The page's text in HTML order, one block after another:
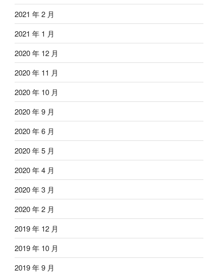
2021 年 2 月
2021 年 1 月
2020 年 12 月
2020 年 11 月
2020 年 10 月
2020 年 9 月
2020 年 6 月
2020 年 5 月
2020 年 4 月
2020 年 3 月
2020 年 2 月
2019 年 12 月
2019 年 10 月
2019 年 9 月